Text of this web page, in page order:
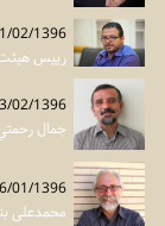
02/1396
رییس
02/1396
جمال رحمتي
01/1396
محمدعلی